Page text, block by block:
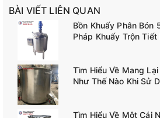
BÀI VIẾT LIÊN QUAN
Bồn Khuấy Phân Bón
Pháp Khuấy Trộn Tiết
Tìm Hiểu Về Mang
Như Thế Nào Khi Sử
Tìm Hiểu Về Một Cái